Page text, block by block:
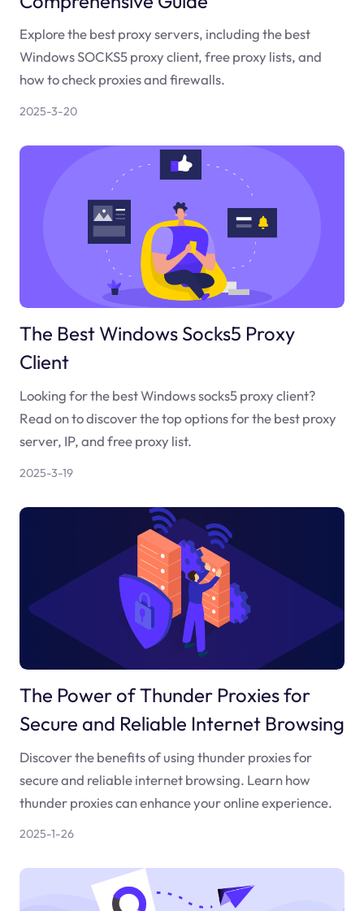
Explore the best proxy servers, including the best
Windows SOCKS5 proxy client, free proxy lists, and
how to check proxies and firewalls.
2025-3-20
The Best Windows Socks5 Proxy
Client
Looking for the best Windows socks5 proxy client?
Read on to discover the top options for the best proxy
server, IP, and free proxy list.
2025-3-19
The Power of Thunder Proxies for
Secure and Reliable Internet Browsing
Discover the benefits of using thunder proxies for
secure and reliable internet browsing. Learn how
thunder proxies can enhance your online experience.
2025-1-26